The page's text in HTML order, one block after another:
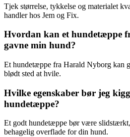
Tjek størrelse, tykkelse og materialet
handler hos Jem og Fix.
Hvordan kan et hundetæppe
gavne min hund?
Et hundetæppe fra Harald Nyborg kan
blødt sted at hvile.
Hvilke egenskaber bør jeg
hundetæppe?
Et godt hundetæppe bør være
behagelig overflade for din hund.